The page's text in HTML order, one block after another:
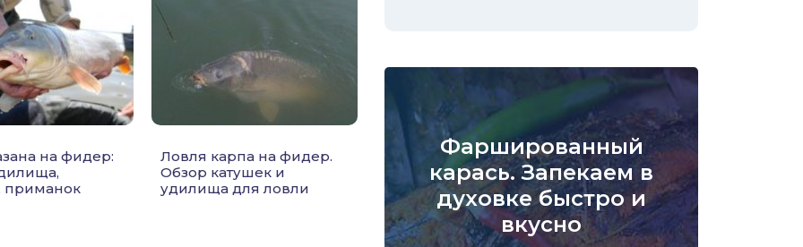
на фидер:
приманок
Ловля карпа на фидер.
Обзор катушек и
удилища для ловли
Уклейка
Форель
Хариус
Чехонь
Фаршированный
карась. Запекаем в
духовке быстро и
вкусно